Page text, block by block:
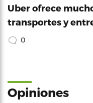
Uber ofrece
transportes y
0
Opiniones